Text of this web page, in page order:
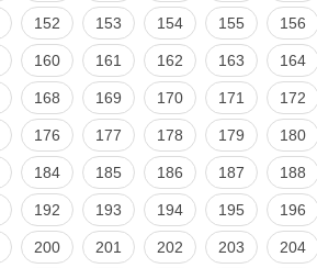
152 153 154 155 156
160 161 162 163 164
168 169 170 171 172
176 177 178 179 180
184 185 186 187 188
192 193 194 195 196
200 201 202 203 204